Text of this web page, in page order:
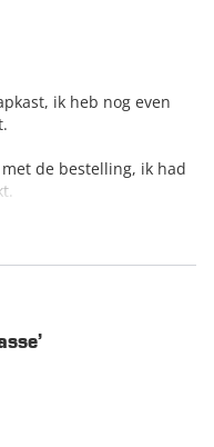
ik heb nog even
de bestelling, ik had
service!